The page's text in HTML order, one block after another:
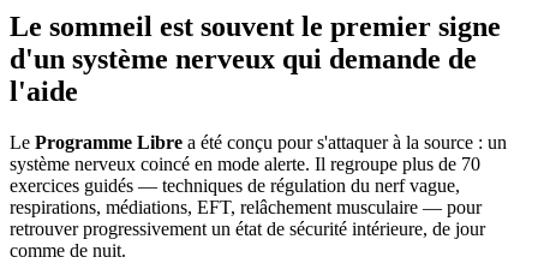
Le sommeil est souvent le premier signe
d'un système nerveux qui demande de
l'aide
Le Programme Libre a été conçu pour s'attaquer à la source : un
système nerveux coincé en mode alerte. Il regroupe plus de 70
exercices guidés — techniques de régulation du nerf vague,
respirations, médiations, EFT, relâchement musculaire — pour
retrouver progressivement un état de sécurité intérieure, de jour
comme de nuit.